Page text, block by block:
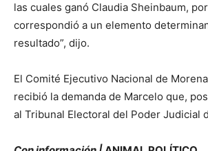
las cuales ganó Claudia Sheinbaum,
correspondió a un elemento
resultado”, dijo.
El Comité Ejecutivo Nacional de
recibió la demanda de Marcelo que,
al Tribunal Electoral del Poder Judicial